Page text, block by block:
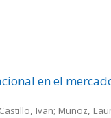
en el
Ivan; Muñoz,